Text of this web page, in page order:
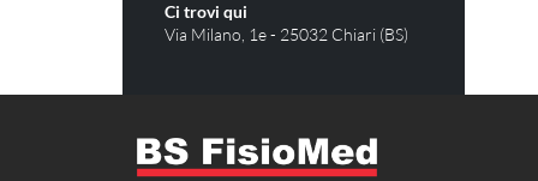
Ci trovi qui
Via Milano, 1e - 25032 Chiari (BS)